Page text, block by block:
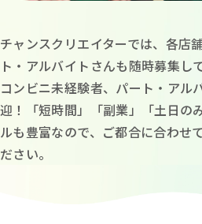
チャンスクリエイターでは、各店
ト・アルバイトさんも随時募集し
コンビニ未経験者、パート・アル
迎！「短時間」「副業」「土日の
ルも豊富なので、ご都合に合わせ
ださい。